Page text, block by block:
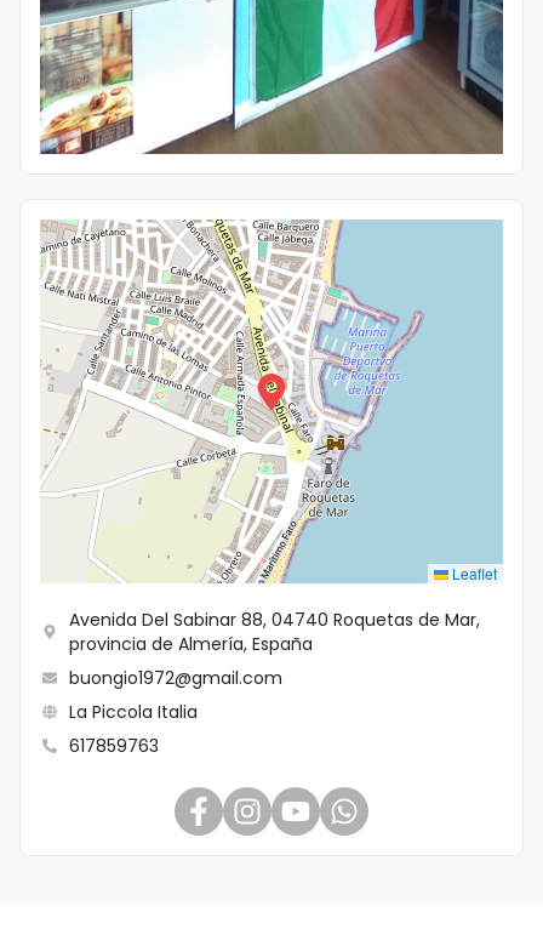
Leaflet
Avenida Del Sabinar 88, 04740 Roquetas de Mar,
provincia de Almería, España
buongio1972@gmail.com
La Piccola Italia
617859763